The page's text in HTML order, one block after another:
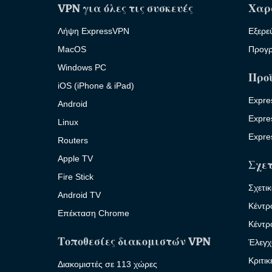
VPN για όλες τις συσκευές
Λήψη ExpressVPN
MacOS
Windows PC
iOS (iPhone & iPad)
Android
Linux
Routers
Apple TV
Fire Stick
Android TV
Επέκταση Chrome
Τοποθεσίες διακομιστών VPN
Διακομιστές σε 113 χώρες